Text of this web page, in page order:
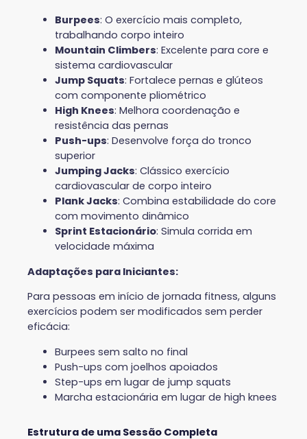
Burpees: O exercício mais completo,
trabalhando corpo inteiro
Mountain Climbers: Excelente para core e
sistema cardiovascular
Jump Squats: Fortalece pernas e glúteos
com componente pliométrico
High Knees: Melhora coordenação e
resistência das pernas
Push-ups: Desenvolve força do tronco
superior
Jumping Jacks: Clássico exercício
cardiovascular de corpo inteiro
Plank Jacks: Combina estabilidade do core
com movimento dinâmico
Sprint Estacionário: Simula corrida em
velocidade máxima
Adaptações para Iniciantes:
Para pessoas em início de jornada fitness, alguns
exercícios podem ser modificados sem perder
eficácia:
Burpees sem salto no final
Push-ups com joelhos apoiados
Step-ups em lugar de jump squats
Marcha estacionária em lugar de high knees
Estrutura de uma Sessão Completa